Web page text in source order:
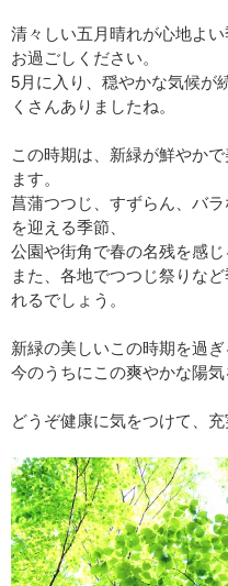
清々しい五月晴れが心地よ
お過ごしください。
5月に入り、穏やかな気候が
くさんありましたね。
この時期は、新緑が鮮やか
ます。
菖蒲つつじ、すずらん、バ
を迎える季節、
公園や街角で春の名残を感じ
また、各地でつつじ祭りな
れるでしょう。
新緑の美しいこの時期を過ぎ
今のうちにこの爽やかな陽
どうぞ健康に気をつけて、